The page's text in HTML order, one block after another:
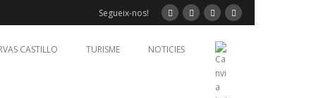
Segueix-nos!
CASTILLO TURISME NOTICIES